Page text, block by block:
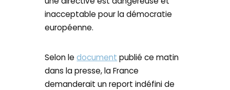
inacceptable pour la démocratie
européenne.
Selon ledocument publié ce matin
dans la presse, la France
demanderait un report indéfini de